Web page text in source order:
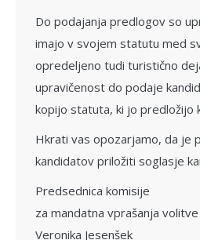
Do podajanja predlogov so
imajo v svojem statutu med
opredeljeno tudi turistično
upravičenost do podaje
kopijo statuta, ki jo predložijo
Hkrati vas opozarjamo, da je
kandidatov priložiti soglasje
Predsednica komisije
za mandatna vprašanja
Veronika Jesenšek